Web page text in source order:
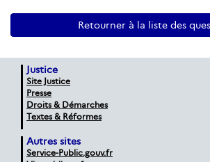
Retourner à la liste des
Justice
Site Justice
Presse
Droits & Démarches
Textes & Réformes
Autres sites
Service-Public.gouv.fr